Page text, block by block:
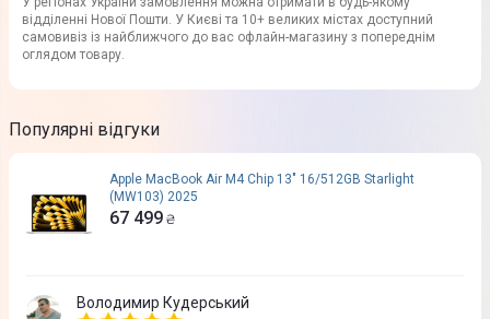
відділенні Нової Пошти. У Києві та 10+ великих містах доступний
самовивіз із найближчого до вас офлайн-магазину з попереднім
оглядом товару.
Популярні відгуки
Apple MacBook Air M4 Chip 13" 16/512GB Starlight
(MW103) 2025
67 499 ₴
Володимир Кудерський